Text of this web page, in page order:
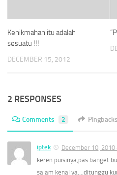
Kehikmahan itu adalah
sesuatu !!!
DECEMBER 15, 2012
2 RESPONSES
Comments 2 Pingbacks
iptek
December 10, 2010
keren puisinya,pas banget
salam kenal ya….ditunggu